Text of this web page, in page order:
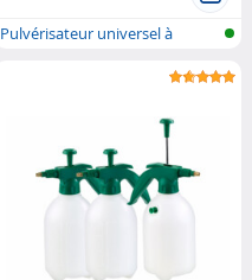
Pulvérisateur universel à